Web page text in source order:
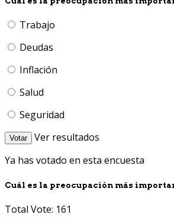
Trabajo
Deudas
Inflación
Salud
Seguridad
Votar
Ver resultados
Ya has votado en esta encuesta
Cuál es la preocupación más
Total Vote: 161